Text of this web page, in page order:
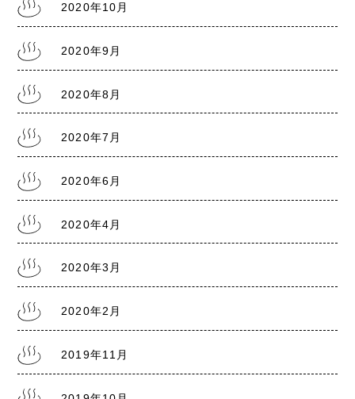
2020年10月
2020年9月
2020年8月
2020年7月
2020年6月
2020年4月
2020年3月
2020年2月
2019年11月